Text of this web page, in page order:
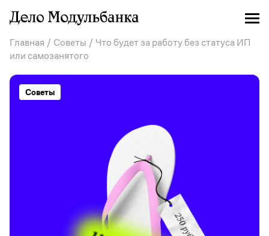
Главная / Советы / Что будет за работу без статуса ИП
или самозанятого
Советы